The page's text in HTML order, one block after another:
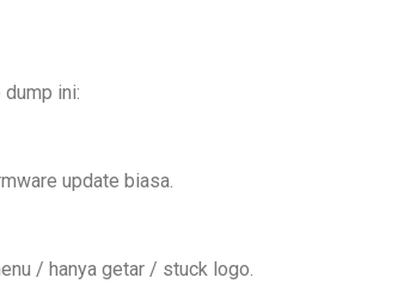
ini:
update biasa.
/ hanya getar / stuck logo.